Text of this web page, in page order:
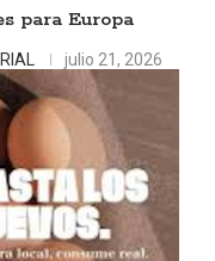
para Europa
julio 21, 2026